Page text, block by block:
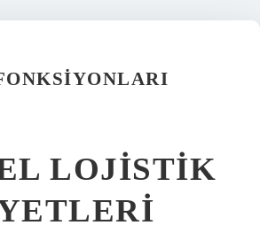
LOJISTIK